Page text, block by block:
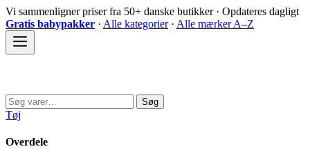
Spring
til
indhold
Vi sammenligner priser fra 50+ danske butikker · Opdateres dagligt
Gratis babypakker · Alle kategorier· Alle mærker A–Z
Søg
efter:
Søg
Tøj
Overdele